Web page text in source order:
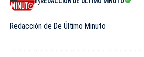
ByREDACCIÓN DE ÚLTIMO MINUTO
Redacción de De Último Minuto